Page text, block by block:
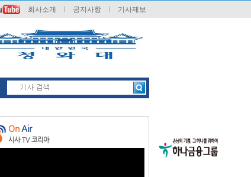
회사소개 공지사항 기사제보
On Air
시사 TV 코리아